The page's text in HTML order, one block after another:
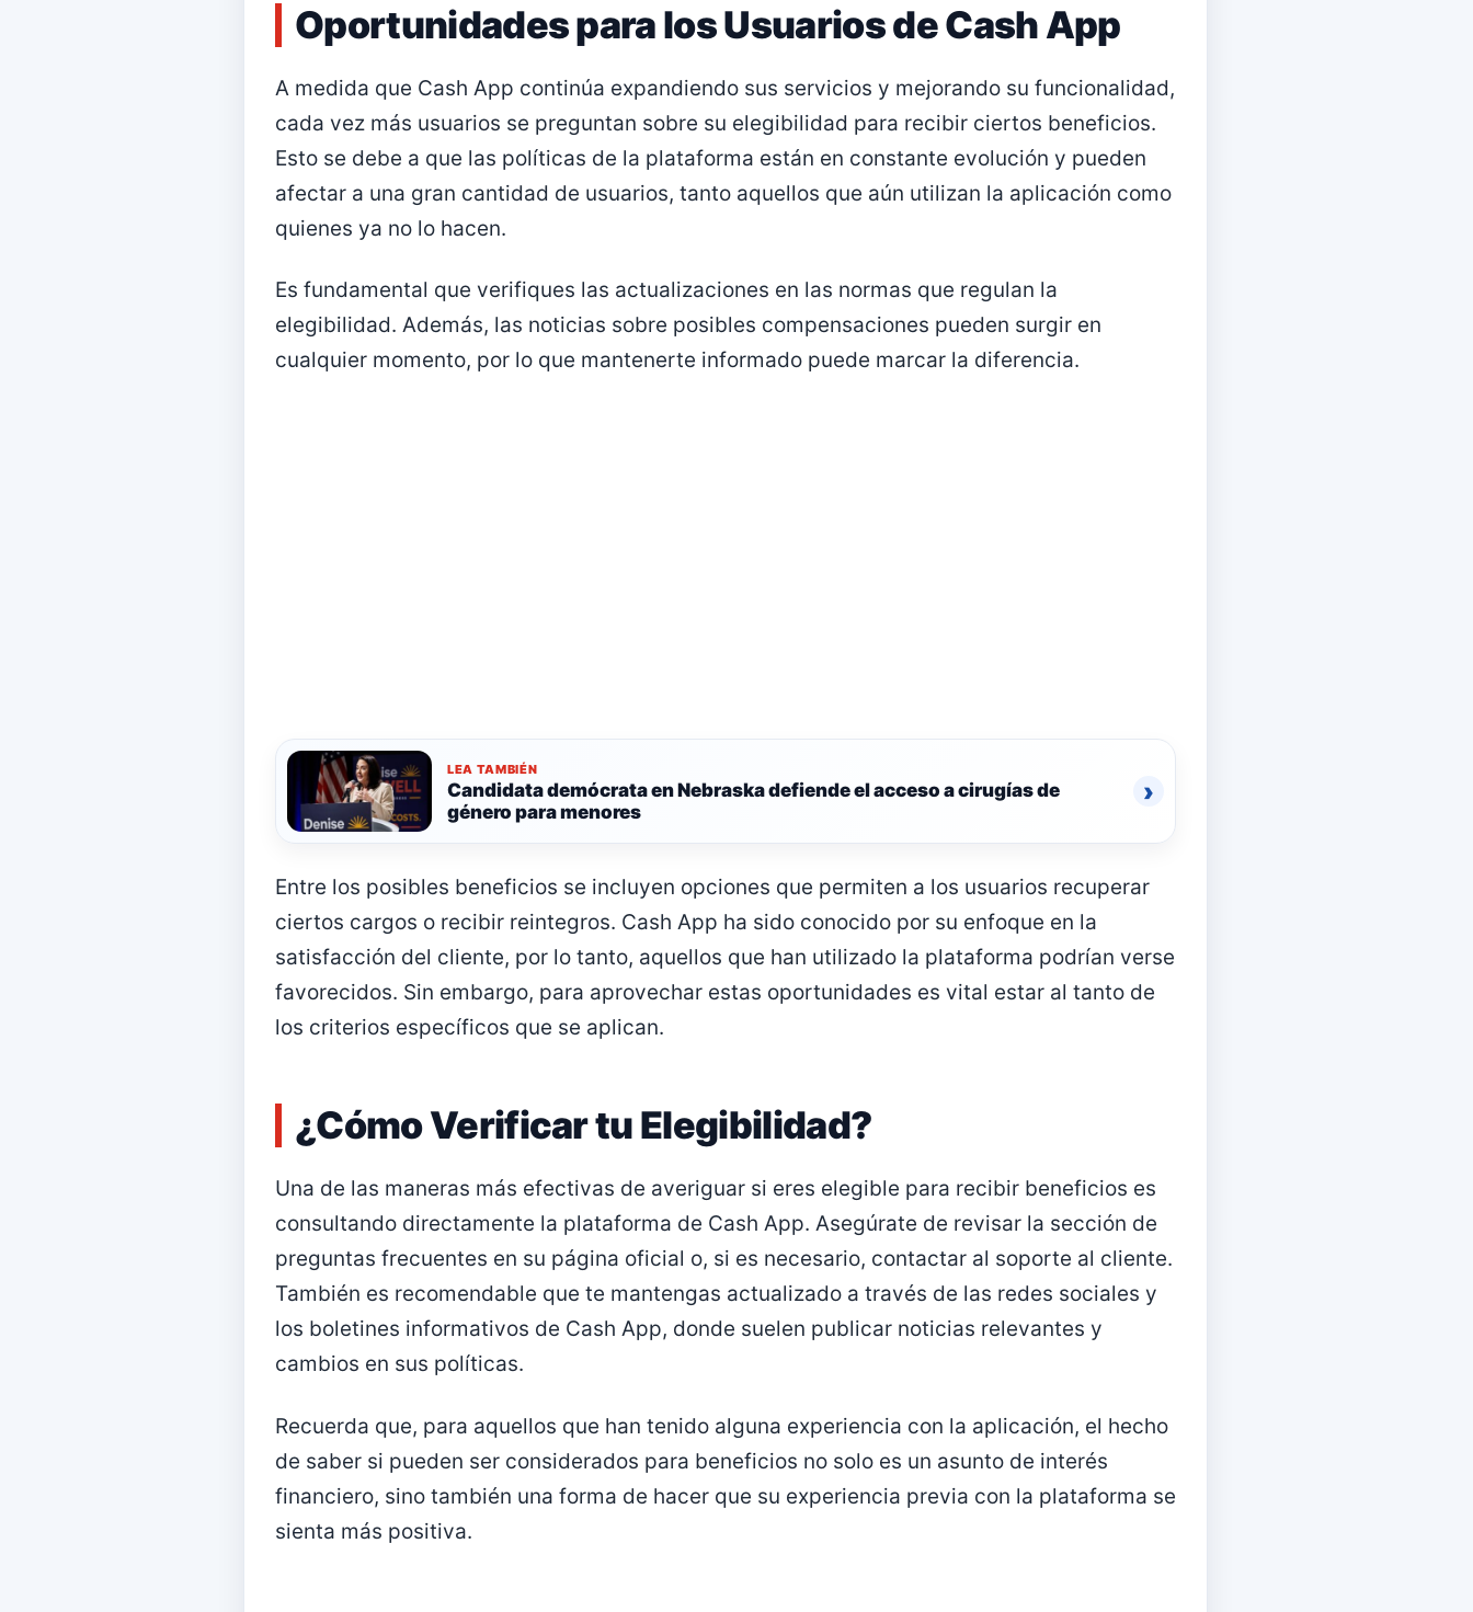
Oportunidades para los Usuarios de Cash App
A medida que Cash App continúa expandiendo sus servicios y mejorando su funcionalidad,
cada vez más usuarios se preguntan sobre su elegibilidad para recibir ciertos beneficios.
Esto se debe a que las políticas de la plataforma están en constante evolución y pueden
afectar a una gran cantidad de usuarios, tanto aquellos que aún utilizan la aplicación como
quienes ya no lo hacen.
Es fundamental que verifiques las actualizaciones en las normas que regulan la
elegibilidad. Además, las noticias sobre posibles compensaciones pueden surgir en
cualquier momento, por lo que mantenerte informado puede marcar la diferencia.
LEA TAMBIÉN
Candidata demócrata en Nebraska defiende el acceso a cirugías de
género para menores
›
Entre los posibles beneficios se incluyen opciones que permiten a los usuarios recuperar
ciertos cargos o recibir reintegros. Cash App ha sido conocido por su enfoque en la
satisfacción del cliente, por lo tanto, aquellos que han utilizado la plataforma podrían verse
favorecidos. Sin embargo, para aprovechar estas oportunidades es vital estar al tanto de
los criterios específicos que se aplican.
¿Cómo Verificar tu Elegibilidad?
Una de las maneras más efectivas de averiguar si eres elegible para recibir beneficios es
consultando directamente la plataforma de Cash App. Asegúrate de revisar la sección de
preguntas frecuentes en su página oficial o, si es necesario, contactar al soporte al cliente.
También es recomendable que te mantengas actualizado a través de las redes sociales y
los boletines informativos de Cash App, donde suelen publicar noticias relevantes y
cambios en sus políticas.
Recuerda que, para aquellos que han tenido alguna experiencia con la aplicación, el hecho
de saber si pueden ser considerados para beneficios no solo es un asunto de interés
financiero, sino también una forma de hacer que su experiencia previa con la plataforma se
sienta más positiva.